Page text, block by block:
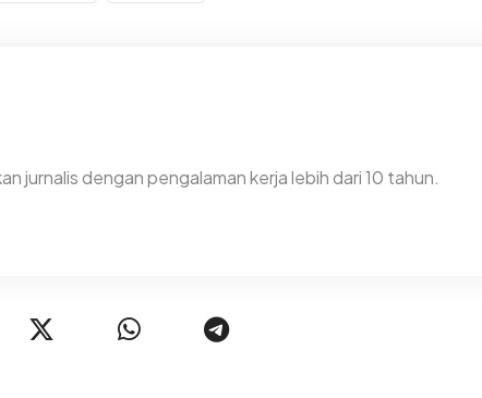
jurnalis dengan pengalaman kerja lebih dari 10 tahun.